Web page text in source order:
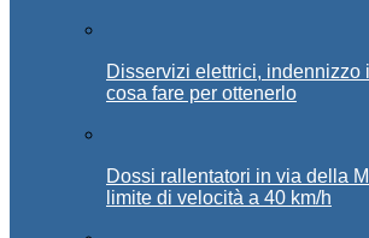
Disservizi elettrici, indennizzo
cosa fare per ottenerlo
Dossi rallentatori in via della
limite di velocità a 40 km/h